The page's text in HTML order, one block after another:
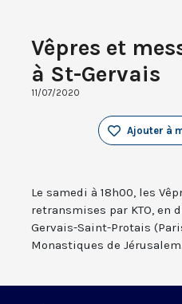
Vêpres et
à St-Gervais
11/07/2020
Ajouter à
Le samedi à 18h00, les
retransmises par KTO, en
Gervais-Saint-Protais
Monastiques de Jérusalem.